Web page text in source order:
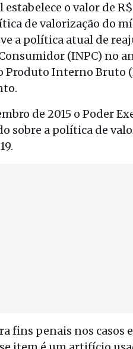
o valor de R$
de valorização do
a política atual de
(INPC) no
Produto Interno Bruto
de 2015 o Poder
sobre a política de
fins penais nos casos